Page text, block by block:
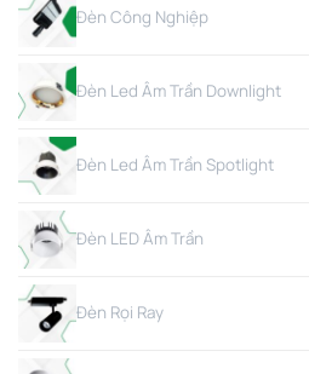
Đèn Công Nghiệp
Đèn Led Âm Trần Downlight
Đèn Led Âm Trần Spotlight
Đèn LED Âm Trần
Đèn Rọi Ray